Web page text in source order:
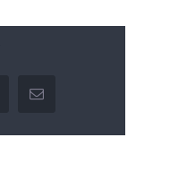
pinterestEmail